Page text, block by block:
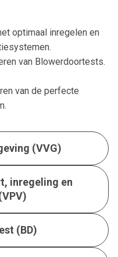
optimaal inregelen en
van Blowerdoortests.
van de perfecte
(VVG)
inregeling en
(BD)